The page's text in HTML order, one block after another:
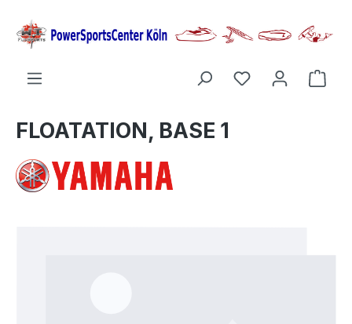
springen
FLOATATION, BASE 1